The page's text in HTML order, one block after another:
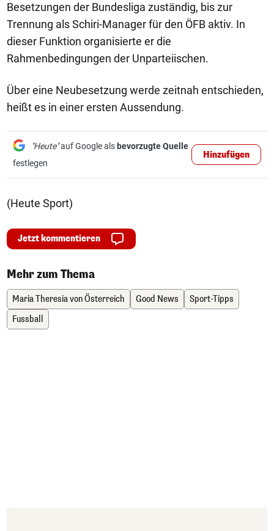
Besetzungen der Bundesliga zuständig, bis zur
Trennung als Schiri-Manager für den ÖFB aktiv. In
dieser Funktion organisierte er die
Rahmenbedingungen der Unparteiischen.
Über eine Neubesetzung werde zeitnah entschieden,
heißt es in einer ersten Aussendung.
"Heute"auf Google als bevorzugte Quelle
festlegen
Hinzufügen
(Heute Sport)
Jetzt kommentieren
Mehr zum Thema
Maria Theresia von Österreich Good News
Sport-Tipps
Fussball